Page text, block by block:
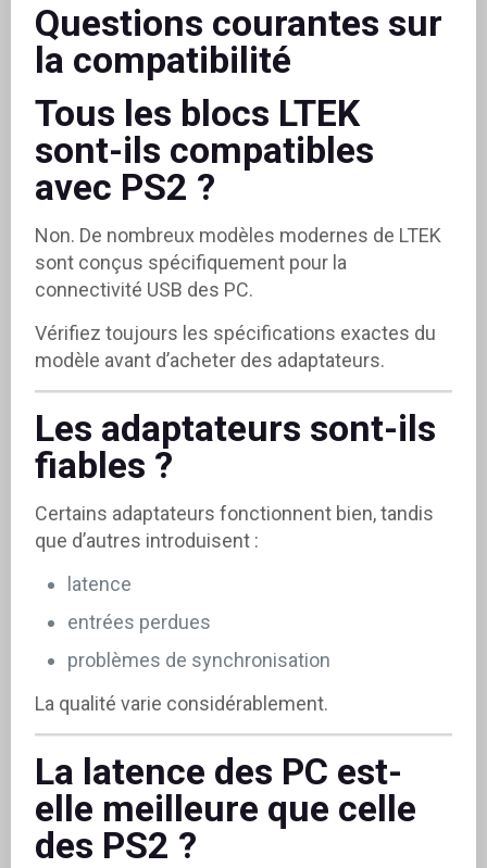
Questions courantes sur
la compatibilité
Tous les blocs LTEK
sont-ils compatibles
avec PS2 ?
Non. De nombreux modèles modernes de LTEK
sont conçus spécifiquement pour la
connectivité USB des PC.
Vérifiez toujours les spécifications exactes du
modèle avant d’acheter des adaptateurs.
Les adaptateurs sont-ils
fiables ?
Certains adaptateurs fonctionnent bien, tandis
que d’autres introduisent :
latence
entrées perdues
problèmes de synchronisation
La qualité varie considérablement.
La latence des PC est-
elle meilleure que celle
des PS2 ?